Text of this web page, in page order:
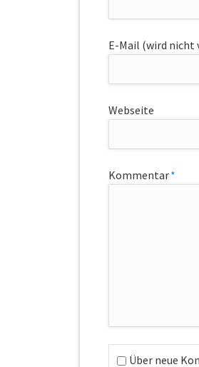
Pflichtfeld
E-Mail (wird
Webseite
Pflichtfeld
Kommentar*
Über neue